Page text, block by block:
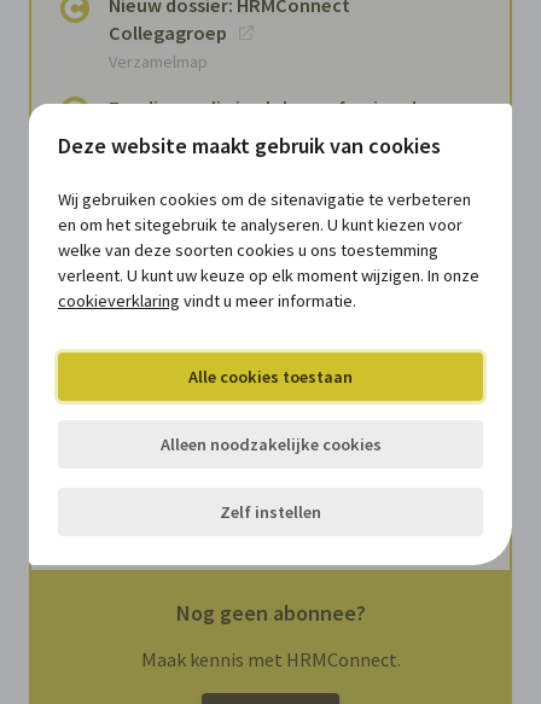
Deze website maakt gebruik van cookies
Wij gebruiken cookies om de sitenavigatie te verbeteren
en om het sitegebruik te analyseren. U kunt kiezen voor
welke van deze soorten cookies u ons toestemming
verleent. U kunt uw keuze op elk moment wijzigen. In onze
cookieverklaring vindt u meer informatie.
Alle cookies toestaan
Alleen noodzakelijke cookies
Zelf instellen
Collegagroep
Verzamelmap
Zes dingen die je als hr-professional
moet weten over ethisch AI-gebruik
Feedbackgesprekken in lokale
besturen: waarom context
belangrijker wordt dan uniformiteit
Document
strategisch hrm: waarom lokale
besturen beide nodig hebben
Nog geen abonnee?
Maak kennis met HRMConnect.